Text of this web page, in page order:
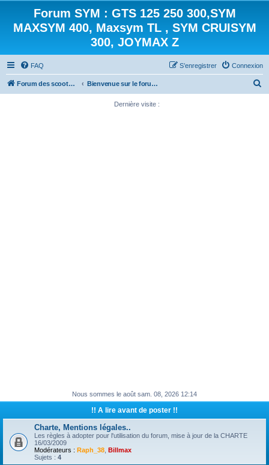
Forum SYM : GTS 125 250 300,SYM
MAXSYM 400, Maxsym TL , SYM CRUISYM
300, JOYMAX Z
FAQ Connexion
S’enregistrer
Forum des scooters SYM - GTS -MAXSYM - CRUISYM - JOYMAX - Maxsym TL Bienvenue sur le forum des scooters de la gamme SYM
Dernière visite :
Nous sommes le août sam. 08, 2026 12:14
!! A lire avant de poster !!
Charte, Mentions légales..
Les règles à adopter pour l'utilisation du forum, mise à jour de la CHARTE
16/03/2009
Modérateurs : Raph_38 Billmax
Sujets : 4